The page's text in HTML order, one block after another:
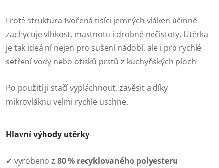
Froté struktura tvořená tisíci jemných vláken účinně
zachycuje vlhkost, mastnotu i drobné nečistoty. Utěrka
je tak ideální nejen pro sušení nádobí, ale i pro rychlé
setření vody nebo otisků prstů z kuchyňských ploch.
Po použití ji stačí vypláchnout, zavěsit a díky
mikrovláknu velmi rychle uschne.
Hlavní výhody utěrky
✔ vyrobeno z 80 % recyklovaného polyesteru